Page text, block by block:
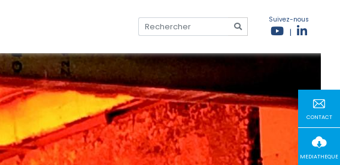
Suivez-nous
|
CONTACT
MEDIATHEQUE